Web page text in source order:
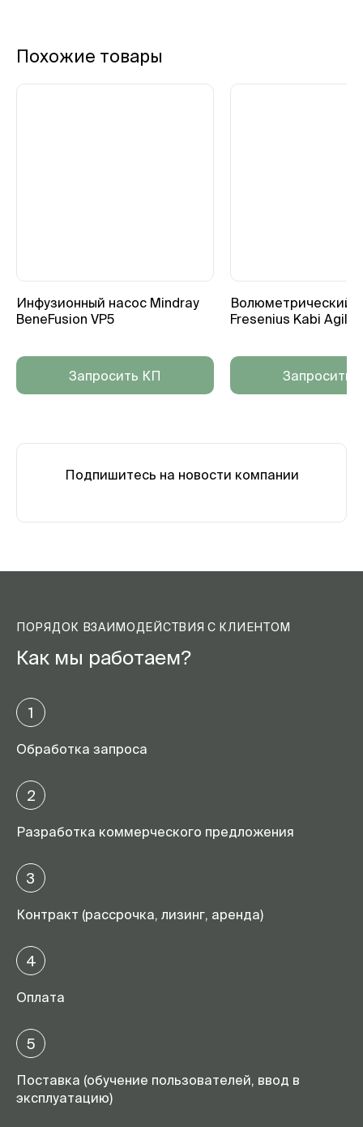
Похожие товары
Инфузионный насос Mindray
BeneFusion VP5
Запросить КП
Волюметрический
Fresenius Kabi
Запросить
Подпишитесь на новости компании
ПОРЯДОК ВЗАИМОДЕЙСТВИЯ С КЛИЕНТОМ
Как мы работаем?
1
Обработка запроса
2
Разработка коммерческого предложения
3
Контракт (рассрочка, лизинг, аренда)
4
Оплата
5
Поставка (обучение пользователей, ввод в
эксплуатацию)